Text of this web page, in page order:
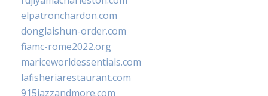
elpatronchardon.com
donglaishun-order.com
fiamc-rome2022.org
mariceworldessentials.com
lafisheriarestaurant.com
915jazzandmore.com